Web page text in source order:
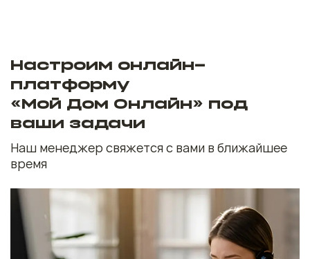
Настроим онлайн-
платформу
«Мой Дом Онлайн» под
ваши задачи
Наш менеджер свяжется с вами в ближайшее
время